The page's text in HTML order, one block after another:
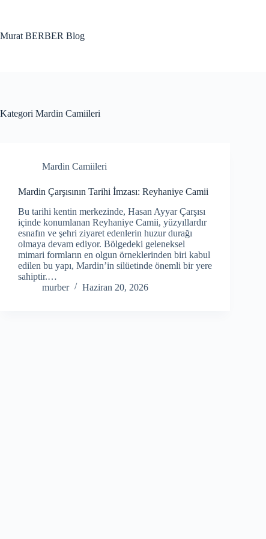
Murat BERBER Blog
Kategori Mardin Camiileri
Mardin Camiileri
Mardin Çarşısının Tarihi İmzası: Reyhaniye Camii
Bu tarihi kentin merkezinde, Hasan Ayyar Çarşısı
içinde konumlanan Reyhaniye Camii, yüzyıllardır
esnafın ve şehri ziyaret edenlerin huzur durağı
olmaya devam ediyor. Bölgedeki geleneksel
mimari formların en olgun örneklerinden biri kabul
edilen bu yapı, Mardin’in silüetinde önemli bir yere
sahiptir.…
murber
Haziran 20, 2026